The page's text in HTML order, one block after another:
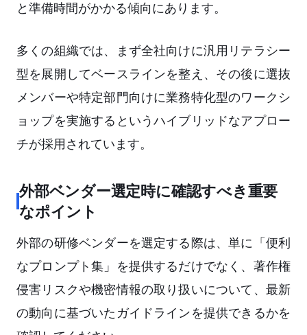
と準備時間がかかる傾向にあります。
多くの組織では、まず全社向けに汎用リテラシー
型を展開してベースラインを整え、その後に選抜
メンバーや特定部門向けに業務特化型のワークシ
ョップを実施するというハイブリッドなアプロー
チが採用されています。
外部ベンダー選定時に確認すべき重要
なポイント
外部の研修ベンダーを選定する際は、単に「便利
なプロンプト集」を提供するだけでなく、著作権
侵害リスクや機密情報の取り扱いについて、最新
の動向に基づいたガイドラインを提供できるかを